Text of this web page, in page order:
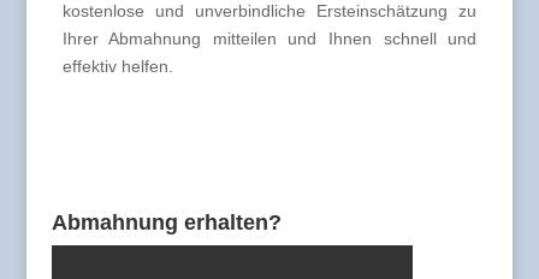
kostenlose und unverbindliche Ersteinschätzung zu
Ihrer Abmahnung mitteilen und Ihnen schnell und
effektiv helfen.
Abmahnung erhalten?